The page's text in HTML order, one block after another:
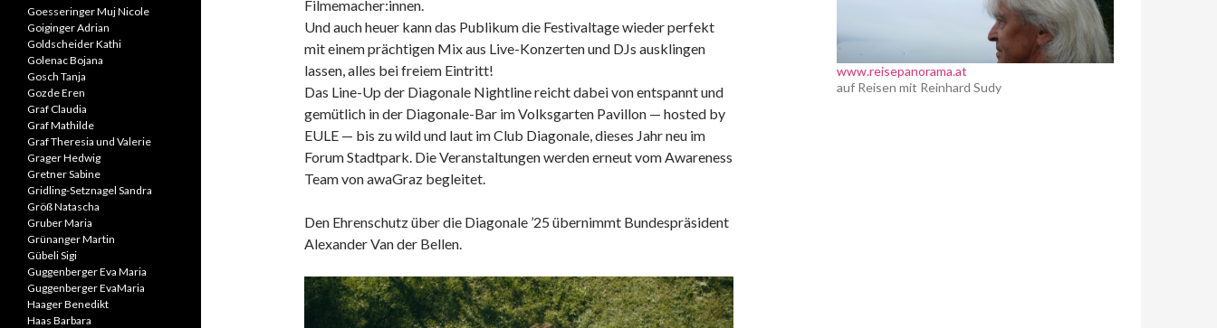
Filmemacher:innen.
Und auch heuer kann das Publikum die Festivaltage wieder perfekt
mit einem prächtigen Mix aus Live-Konzerten und DJs ausklingen
lassen, alles bei freiem Eintritt!
Das Line-Up der Diagonale Nightline reicht dabei von entspannt und
gemütlich in der Diagonale-Bar im Volksgarten Pavillon — hosted by
EULE — bis zu wild und laut im Club Diagonale, dieses Jahr neu im
Forum Stadtpark. Die Veranstaltungen werden erneut vom Awareness
Team von awaGraz begleitet.
Den Ehrenschutz über die Diagonale ’25 übernimmt Bundespräsident
Alexander Van der Bellen.
www.reisepanorama.at
auf Reisen mit Reinhard Sudy
Goesseringer Muj Nicole
Goiginger Adrian
Goldscheider Kathi
Golenac Bojana
Gosch Tanja
Gozde Eren
Graf Claudia
Graf Mathilde
Graf Theresia und Valerie
Grager Hedwig
Gretner Sabine
Gridling-Setznagel Sandra
Größ Natascha
Gruber Maria
Grünanger Martin
Gübeli Sigi
Guggenberger Eva Maria
Guggenberger EvaMaria
Haager Benedikt
Haas Barbara